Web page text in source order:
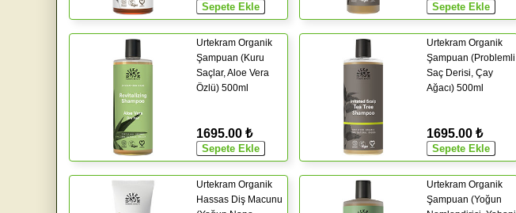
Urtekram Organik
Şampuan (Kuru
Saçlar, Aloe Vera
Özlü) 500ml
1695.00 ₺
Urtekram Organik
Şampuan (Problemli
Saç Derisi, Çay
Ağacı) 500ml
1695.00 ₺
Urtekram Organik
Hassas Diş Macunu
Urtekram Organik
Şampuan (Yoğun